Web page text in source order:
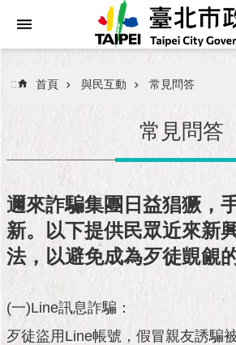
進
搜
民
服
務
市
團
隊
::: 首頁 與民互動 常見問答
常見問答
邇來詐騙集團日益猖獗，
新。以下提供民眾近來新
法，以避免成為歹徒覬覦
(一)Line訊息詐騙：
歹徒盜用Line帳號，假冒親友誘騙